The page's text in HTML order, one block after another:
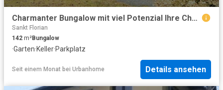
Charmanter Bungalow mit viel Potenzial Ihre Chance auf ein individuelles Zuhause
Sankt Florian
142 m²Bungalow
·Garten·Keller·Parkplatz
Seit einem Monat bei Urbanhome Details ansehen